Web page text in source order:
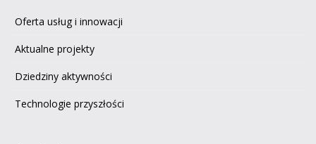
Oferta usług i innowacji
Aktualne projekty
Dziedziny aktywności
Technologie przyszłości